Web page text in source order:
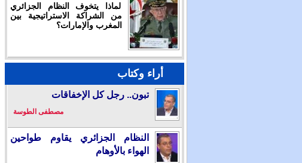
لماذا يتخوف النظام الجزائري
من الشراكة الاستراتيجية بين
المغرب والإمارات؟
أراء وكتاب
تبون.. رجل كل الإخفاقات
مصطفى الطوسة
النظام الجزائري يقاوم طواحين
الهواء بالأوهام